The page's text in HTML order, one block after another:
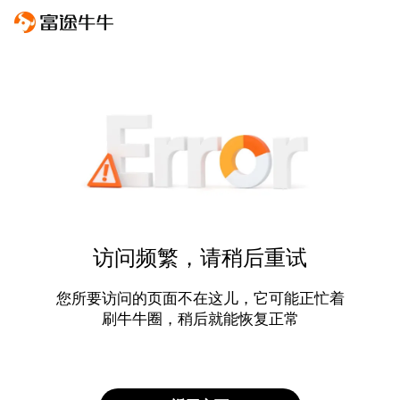
访问频繁，请稍后重试
您所要访问的页面不在这儿，它可能正忙着
刷牛牛圈，稍后就能恢复正常